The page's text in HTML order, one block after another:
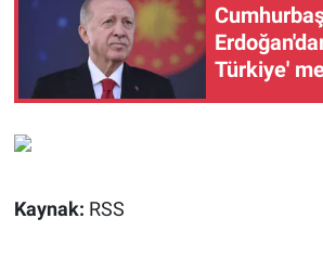
Türkiye'
Kaynak: RSS